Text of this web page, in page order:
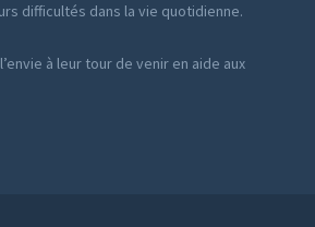
difficultés dans la vie quotidienne.
à leur tour de venir en aide aux